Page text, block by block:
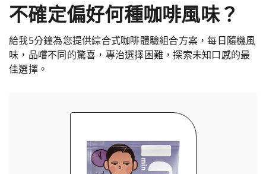
不確定偏好何種咖啡風味？
給我5分鐘為您提供綜合式咖啡體驗組合方案，每日隨機風
味，品嚐不同的驚喜，專治選擇困難，探索未知口感的最
佳選擇。